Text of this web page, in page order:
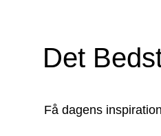
Det
Få dagens